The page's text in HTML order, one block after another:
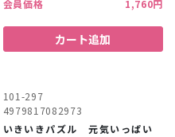
会員価格
1,760円
カート追加
101-297
4979817082973
いきいきパズル 元気いっぱい